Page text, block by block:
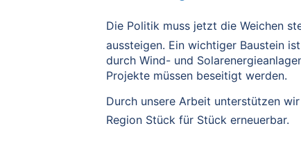
Die Politik muss jetzt die Weichen
aussteigen. Ein wichtiger Baustein
durch Wind- und
Projekte müssen beseitigt werden.
Durch unsere Arbeit unterstützen
Region Stück für Stück erneuerbar.